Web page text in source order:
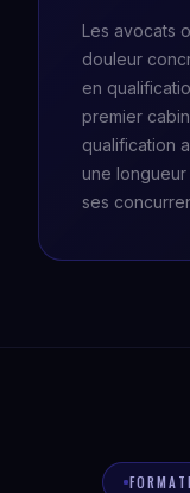
Les avocats
douleur
en
premier
qualification
une
ses